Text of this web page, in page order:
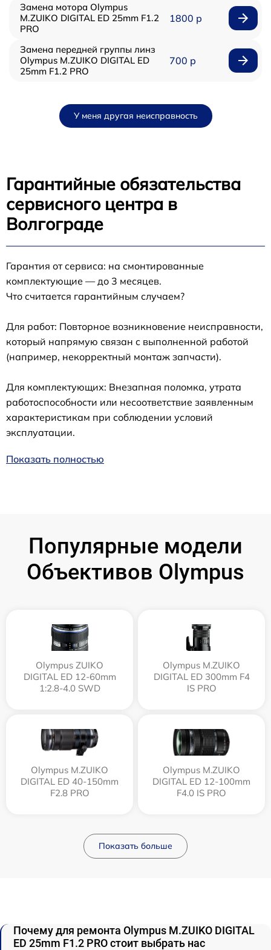
Замена мотора Olympus
M.ZUIKO DIGITAL ED 25mm F1.2
PRO
1800 р
Замена передней группы линз
Olympus M.ZUIKO DIGITAL ED
25mm F1.2 PRO
700 р
У меня другая неисправность
Гарантийные обязательства
сервисного центра в
Волгограде
Гарантия от сервиса: на смонтированные
комплектующие — до 3 месяцев.
Что считается гарантийным случаем?
Для работ: Повторное возникновение неисправности,
который напрямую связан с выполненной работой
(например, некорректный монтаж запчасти).
Для комплектующих: Внезапная поломка, утрата
работоспособности или несоответствие заявленным
характеристикам при соблюдении условий
эксплуатации.
Показать полностью
Популярные модели
Объективов Olympus
Olympus ZUIKO
DIGITAL ED 12-60mm
1:2.8-4.0 SWD
Olympus M.ZUIKO
DIGITAL ED 300mm F4
IS PRO
Olympus M.ZUIKO
DIGITAL ED 40-150mm
F2.8 PRO
Olympus M.ZUIKO
DIGITAL ED 12‑100mm
F4.0 IS PRO
Показать больше
Почему для ремонта Olympus M.ZUIKO DIGITAL
ED 25mm F1.2 PRO стоит выбрать нас